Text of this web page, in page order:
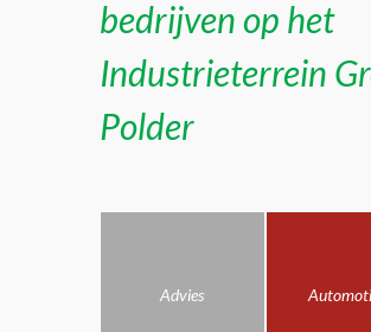
bedrijven op het
Industrieterrein
Polder
Advies